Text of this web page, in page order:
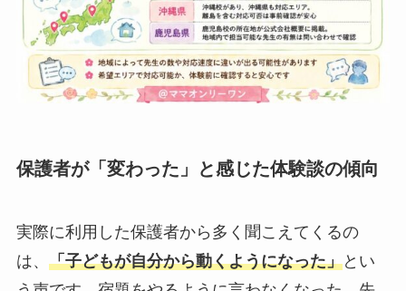
保護者が「変わった」と感じた体験談の傾向
実際に利用した保護者から多く聞こえてくるの
は、 「子どもが自分から動くようになった」とい